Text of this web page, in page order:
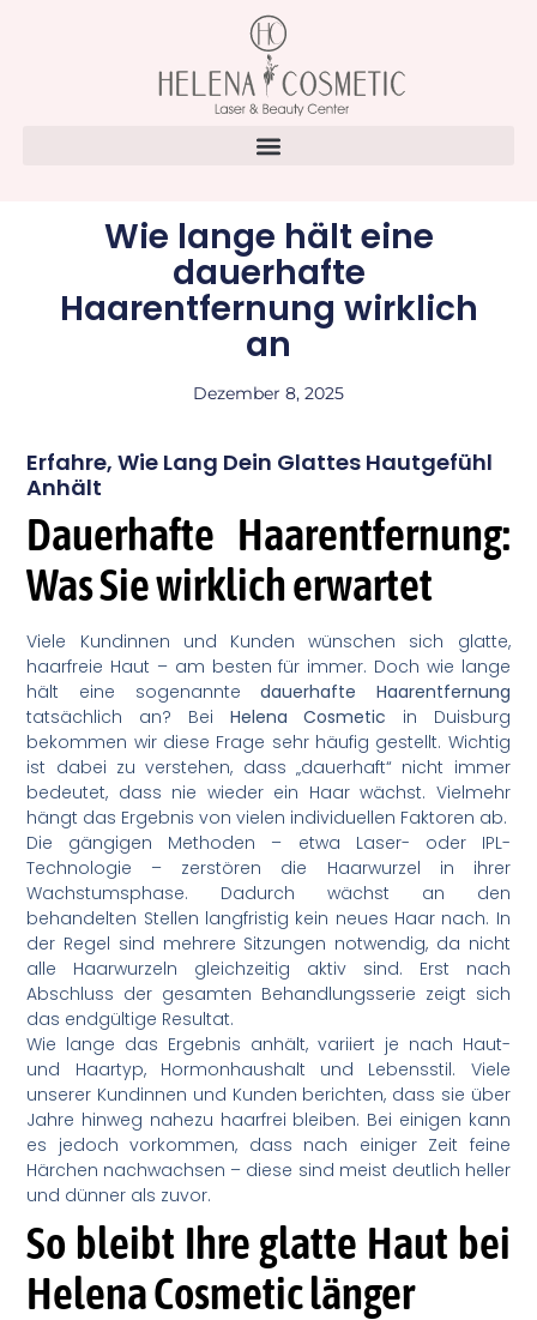
Wie lange hält eine
dauerhafte
Haarentfernung wirklich
an
Dezember 8, 2025
Erfahre, Wie Lang Dein Glattes Hautgefühl
Anhält
Dauerhafte Haarentfernung:
Was Sie wirklich erwartet
Viele Kundinnen und Kunden wünschen sich glatte,
haarfreie Haut – am besten für immer. Doch wie lange
hält eine sogenanntedauerhafte Haarentfernung
tatsächlich an? Bei Helena Cosmetic in Duisburg
bekommen wir diese Frage sehr häufig gestellt. Wichtig
ist dabei zu verstehen, dass „dauerhaft“ nicht immer
bedeutet, dass nie wieder ein Haar wächst. Vielmehr
hängt das Ergebnis von vielen individuellen Faktoren ab.
Die gängigen Methoden – etwa Laser- oder IPL-
Technologie – zerstören die Haarwurzel in ihrer
Wachstumsphase. Dadurch wächst an den
behandelten Stellen langfristig kein neues Haar nach. In
der Regel sind mehrere Sitzungen notwendig, da nicht
alle Haarwurzeln gleichzeitig aktiv sind. Erst nach
Abschluss der gesamten Behandlungsserie zeigt sich
das endgültige Resultat.
Wie lange das Ergebnis anhält, variiert je nach Haut-
und Haartyp, Hormonhaushalt und Lebensstil. Viele
unserer Kundinnen und Kunden berichten, dass sie über
Jahre hinweg nahezu haarfrei bleiben. Bei einigen kann
es jedoch vorkommen, dass nach einiger Zeit feine
Härchen nachwachsen – diese sind meist deutlich heller
und dünner als zuvor.
So bleibt Ihre glatte Haut bei
Helena Cosmetic länger